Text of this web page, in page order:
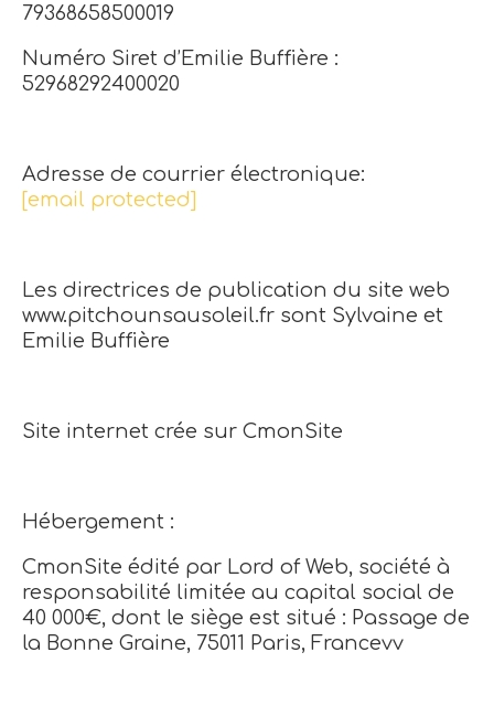
79368658500019
Numéro Siret d’Emilie Buffière :
52968292400020
Adresse de courrier électronique:
[email protected]
Les directrices de publication du site web
www.pitchounsausoleil.fr sont Sylvaine et
Emilie Buffière
Site internet crée sur CmonSite
Hébergement :
CmonSite édité par Lord of Web, société à
responsabilité limitée au capital social de
40 000€, dont le siège est situé : Passage de
la Bonne Graine, 75011 Paris, Francevv